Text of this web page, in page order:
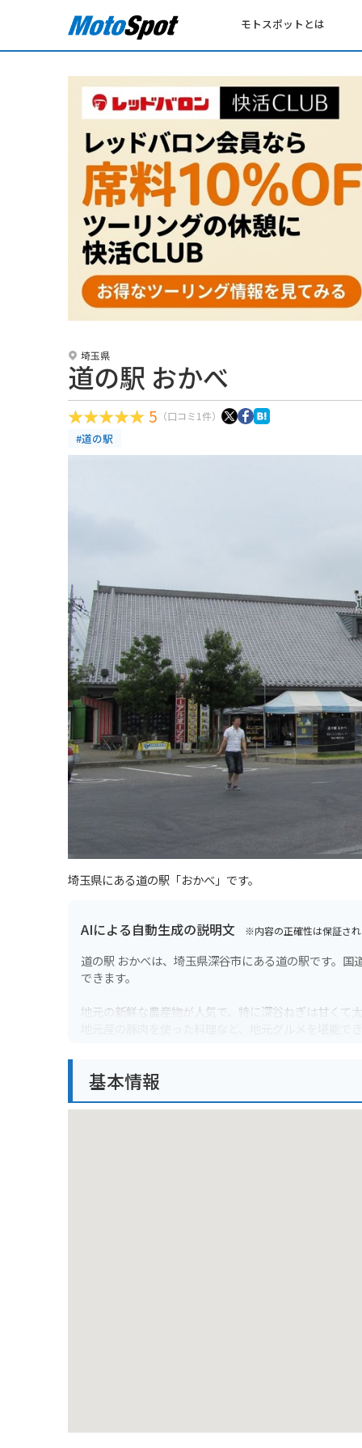
モトスポットとは
埼玉県
道の駅 おかべ
5 （口コミ1件）
#道の駅
埼玉県にある道の駅「おかべ」です。
AIによる自動生成の説明文 ※内容の正確性は保証さ
道の駅 おかべは、埼玉県深谷市にある道の駅です。
できます。
地元の新鮮な農産物が人気で、特に深谷ねぎは甘くて
すすめです。道の駅周辺には、古墳などの史跡も多く
基本情報